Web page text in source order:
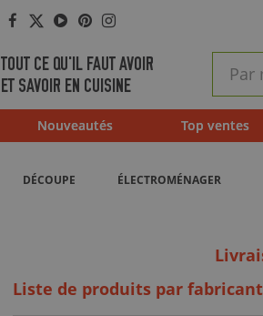
Facebook
Twitter
YouTube
Pinterest
Instagram
TOUT CE QU'IL FAUT AVOIR
ET SAVOIR EN CUISINE
rapide
Nouveautés Top ventes
DÉCOUPE ÉLECTROMÉNAGER
Liste de produits par